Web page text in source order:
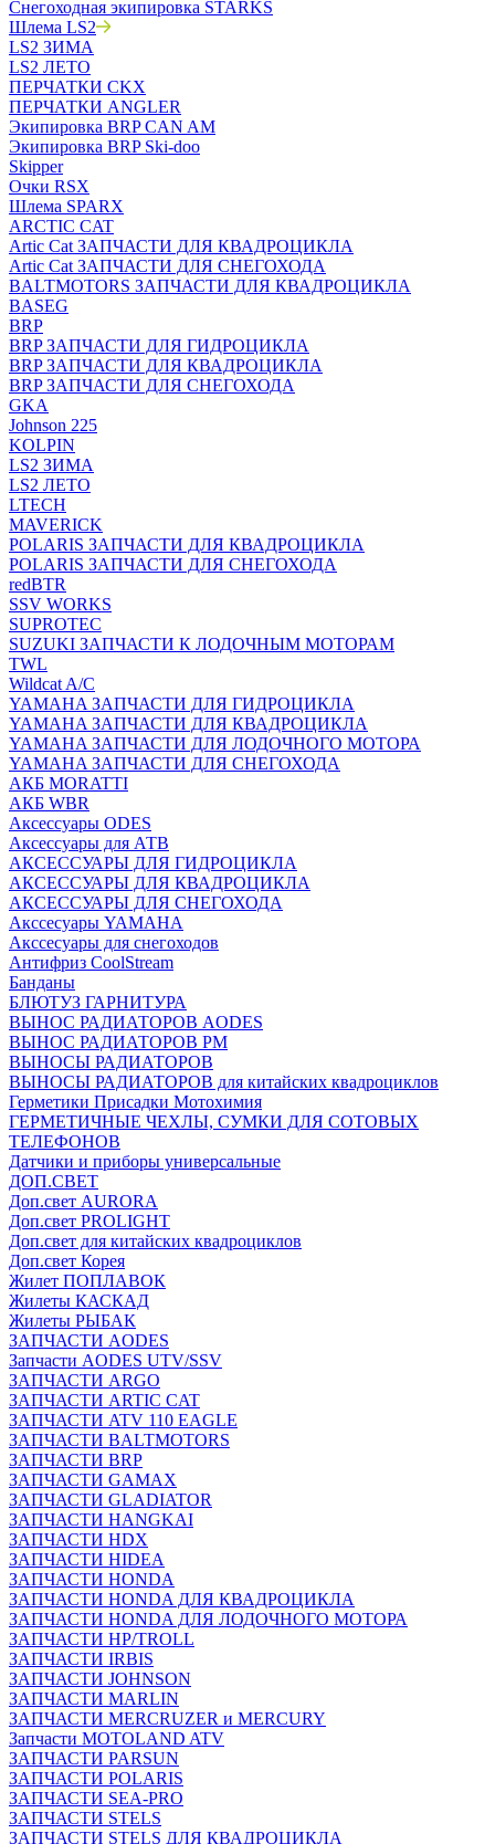
Снегоходная экипировка STARKS
Шлема LS2
LS2 ЗИМА
LS2 ЛЕТО
ПЕРЧАТКИ CKX
ПЕРЧАТКИ ANGLER
Экипировка BRP CAN AM
Экипировка BRP Ski-doo
Skipper
Очки RSX
Шлема SPARX
ARCTIC CAT
Artic Cat ЗАПЧАСТИ ДЛЯ КВАДРОЦИКЛА
Artic Cat ЗАПЧАСТИ ДЛЯ СНЕГОХОДА
BALTMOTORS ЗАПЧАСТИ ДЛЯ КВАДРОЦИКЛА
BASEG
BRP
BRP ЗАПЧАСТИ ДЛЯ ГИДРОЦИКЛА
BRP ЗАПЧАСТИ ДЛЯ КВАДРОЦИКЛА
BRP ЗАПЧАСТИ ДЛЯ СНЕГОХОДА
GKA
Johnson 225
KOLPIN
LS2 ЗИМА
LS2 ЛЕТО
LTECH
MAVERICK
POLARIS ЗАПЧАСТИ ДЛЯ КВАДРОЦИКЛА
POLARIS ЗАПЧАСТИ ДЛЯ СНЕГОХОДА
redBTR
SSV WORKS
SUPROTEC
SUZUKI ЗАПЧАСТИ К ЛОДОЧНЫМ МОТОРАМ
TWL
Wildcat A/C
YAMAHA ЗАПЧАСТИ ДЛЯ ГИДРОЦИКЛА
YAMAHA ЗАПЧАСТИ ДЛЯ КВАДРОЦИКЛА
YAMAHA ЗАПЧАСТИ ДЛЯ ЛОДОЧНОГО МОТОРА
YAMAHA ЗАПЧАСТИ ДЛЯ СНЕГОХОДА
АКБ MORATTI
АКБ WBR
Аксессуары ODES
Аксессуары для АТВ
АКСЕССУАРЫ ДЛЯ ГИДРОЦИКЛА
АКСЕССУАРЫ ДЛЯ КВАДРОЦИКЛА
АКСЕССУАРЫ ДЛЯ СНЕГОХОДА
Акссесуары YAMAHA
Акссесуары для снегоходов
Антифриз CoolStream
Банданы
БЛЮТУЗ ГАРНИТУРА
ВЫНОС РАДИАТОРОВ AODES
ВЫНОС РАДИАТОРОВ РМ
ВЫНОСЫ РАДИАТОРОВ
ВЫНОСЫ РАДИАТОРОВ для китайских квадроциклов
Герметики Присадки Мотохимия
ГЕРМЕТИЧНЫЕ ЧЕХЛЫ, СУМКИ ДЛЯ СОТОВЫХ
ТЕЛЕФОНОВ
Датчики и приборы универсальные
ДОП.СВЕТ
Доп.свет AURORA
Доп.свет PROLIGHT
Доп.свет для китайских квадроциклов
Доп.свет Корея
Жилет ПОПЛАВОК
Жилеты КАСКАД
Жилеты РЫБАК
ЗАПЧАСТИ AODES
Запчасти AODES UTV/SSV
ЗАПЧАСТИ ARGO
ЗАПЧАСТИ ARTIC CAT
ЗАПЧАСТИ ATV 110 EAGLE
ЗАПЧАСТИ BALTMOTORS
ЗАПЧАСТИ BRP
ЗАПЧАСТИ GAMAX
ЗАПЧАСТИ GLADIATOR
ЗАПЧАСТИ HANGKAI
ЗАПЧАСТИ HDX
ЗАПЧАСТИ HIDEA
ЗАПЧАСТИ HONDA
ЗАПЧАСТИ HONDA ДЛЯ КВАДРОЦИКЛА
ЗАПЧАСТИ HONDA ДЛЯ ЛОДОЧНОГО МОТОРА
ЗАПЧАСТИ HP/TROLL
ЗАПЧАСТИ IRBIS
ЗАПЧАСТИ JOHNSON
ЗАПЧАСТИ MARLIN
ЗАПЧАСТИ MERCRUZER и MERCURY
Запчасти MOTOLAND ATV
ЗАПЧАСТИ PARSUN
ЗАПЧАСТИ POLARIS
ЗАПЧАСТИ SEA-PRO
ЗАПЧАСТИ STELS
ЗАПЧАСТИ STELS ДЛЯ КВАДРОЦИКЛА